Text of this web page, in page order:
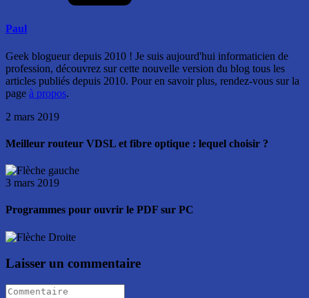
Paul
Geek blogueur depuis 2010 ! Je suis aujourd'hui informaticien de
profession, découvrez sur cette nouvelle version du blog tous les
articles publiés depuis 2010. Pour en savoir plus, rendez-vous sur la
page à propos.
2 mars 2019
Meilleur routeur VDSL et fibre optique : lequel choisir ?
3 mars 2019
Programmes pour ouvrir le PDF sur PC
Laisser un commentaire